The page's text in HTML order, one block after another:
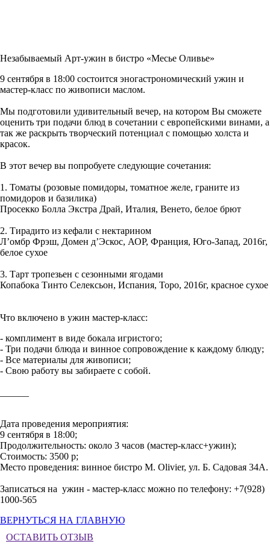
Незабываемый Арт-ужин в бистро «Месье Оливье»
9 сентября в 18:00 состоится эногастрономический ужин и
мастер-класс по живописи маслом.
Мы подготовили удивительный вечер, на котором Вы сможете
оценить три подачи блюд в сочетании с европейскими винами, а
так же раскрыть творческий потенциал с помощью холста и
красок.
В этот вечер вы попробуете следующие сочетания:
1. Томаты (розовые помидоры, томатное желе, граните из
помидоров и базилика)
Просекко Болла Экстра Драй, Италия, Венето, белое брют
2. Тирадито из кефали с нектарином
Л’омбр Фрэш, Домен д’Эскос, АОР, Франция, Юго-Запад, 2016г,
белое сухое
3. Тарт тропезьен с сезонными ягодами
Копабока Тинто Селексьон, Испания, Торо, 2016г, красное сухое
Что включено в ужин мастер-класс:
- комплимент в виде бокала игристого;⠀
- Три подачи блюда и винное сопровождение к каждому блюду;
- Все материалы для живописи;
- Свою работу вы забираете с собой.
Дата проведения мероприятия:
9 сентября в 18:00;
Продолжительность: около 3 часов (мастер-класс+ужин);
Стоимость: 3500 р;
Место проведения: винное бистро M. Olivier, ул. Б. Садовая 34А.
Записаться на ужин - мастер-класс можно по телефону: +7(928)
1000-565
ВЕРНУТЬСЯ НА ГЛАВНУЮ
ОСТАВИТЬ ОТЗЫВ